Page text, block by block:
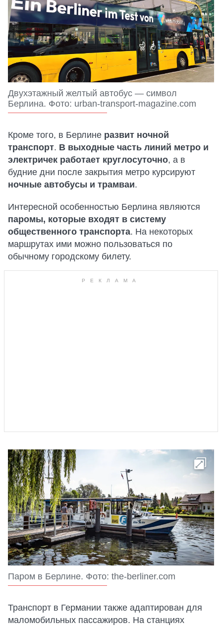
Двухэтажный желтый автобус — символ
Берлина. Фото: urban-transport-magazine.com
Кроме того, в Берлине развит ночной
транспорт. В выходные часть линий метро и
электричек работает круглосуточно, а в
будние дни после закрытия метро курсируют
ночные автобусы и трамваи.
Интересной особенностью Берлина являются
паромы, которые входят в систему
общественного транспорта. На некоторых
маршрутах ими можно пользоваться по
обычному городскому билету.
Паром в Берлине. Фото: the-berliner.com
Транспорт в Германии также адаптирован для
маломобильных пассажиров. На станциях